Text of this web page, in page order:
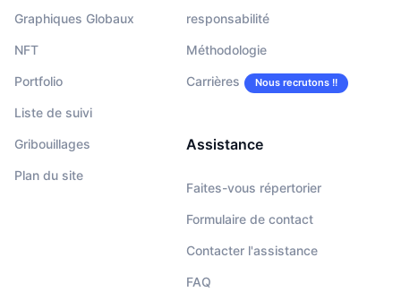
Graphiques Globaux
NFT
Portfolio
Liste de suivi
Gribouillages
Plan du site
responsabilité
Méthodologie
Carrières Nous recrutons !!
Assistance
Faites-vous répertorier
Formulaire de contact
Contacter l'assistance
FAQ